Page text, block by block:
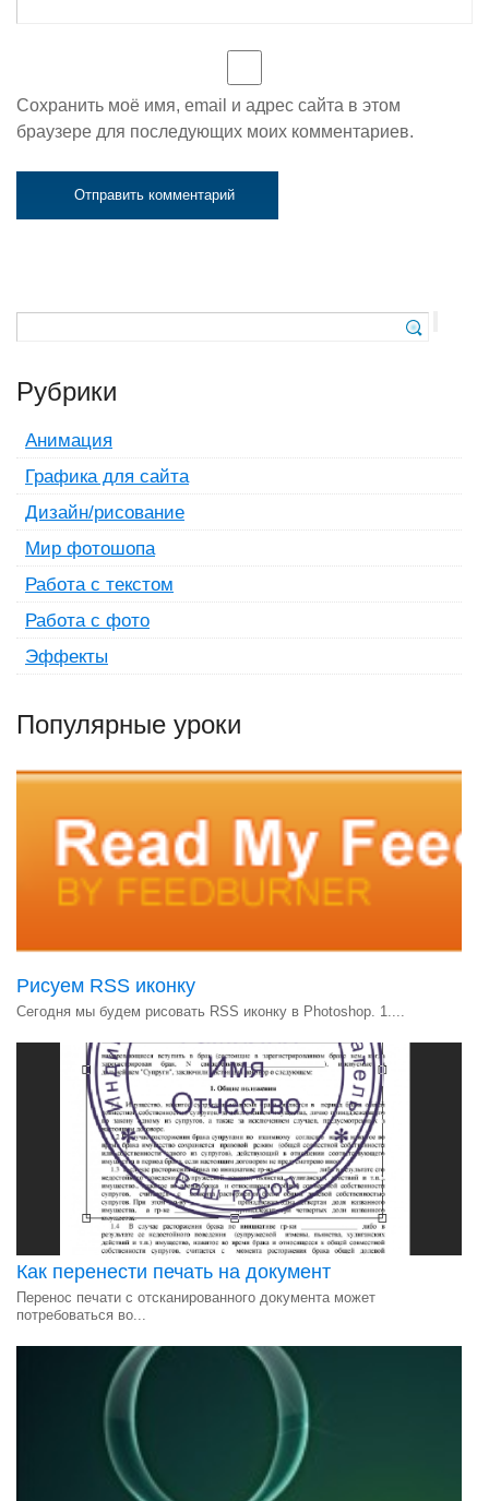
Рубрики
Анимация
Графика для сайта
Дизайн/рисование
Мир фотошопа
Работа с текстом
Работа с фото
Эффекты
Популярные уроки
Рисуем RSS иконку
Сегодня мы будем рисовать RSS иконку в Photoshop. 1....
Как перенести печать на документ
Перенос печати с отсканированного документа может
потребоваться во...
Сохранить моё имя, email и адрес сайта в этом
браузере для последующих моих комментариев.